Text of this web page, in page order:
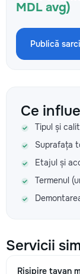
MDL avg)
Publică
Ce
Tipul și
Suprafața
Etajul și
Termenul
Servicii
Risipire tavan